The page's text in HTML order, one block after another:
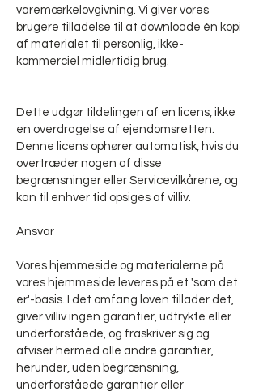
varemærkelovgivning. Vi giver vores
brugere tilladelse til at downloade én kopi
af materialet til personlig, ikke-
kommerciel midlertidig brug.
Dette udgør tildelingen af en licens, ikke
en overdragelse af ejendomsretten.
Denne licens ophører automatisk, hvis du
overtræder nogen af disse
begrænsninger eller Servicevilkårene, og
kan til enhver tid opsiges af villiv.
Ansvar
Vores hjemmeside og materialerne på
vores hjemmeside leveres på et 'som det
er'-basis. I det omfang loven tillader det,
giver villiv ingen garantier, udtrykte eller
underforståede, og fraskriver sig og
afviser hermed alle andre garantier,
herunder, uden begrænsning,
underforståede garantier eller